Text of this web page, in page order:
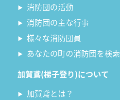
消防団の活動
消防団の主な行事
様々な消防団員
あなたの町の消防団を検索
加賀鳶(梯子登り)について
加賀鳶とは？